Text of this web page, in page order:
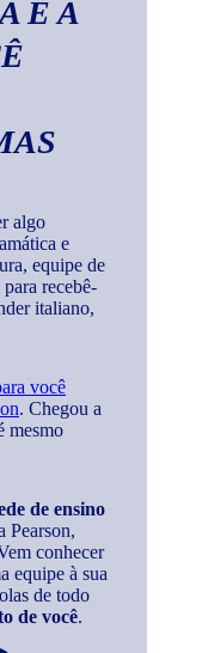
E A
algo
e
equipe de
recebê-
italiano,
você
. Chegou a
mesmo
de ensino
Pearson,
conhecer
equipe à sua
de todo
de você.